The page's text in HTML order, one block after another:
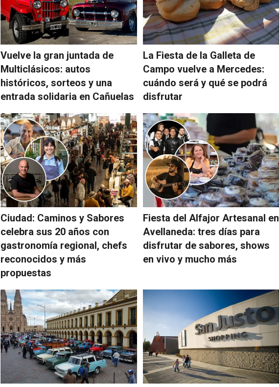
Vuelve la gran juntada de
Multiclásicos: autos
históricos, sorteos y una
entrada solidaria en Cañuelas
La Fiesta de la Galleta de
Campo vuelve a Mercedes:
cuándo será y qué se podrá
disfrutar
Ciudad: Caminos y Sabores
celebra sus 20 años con
gastronomía regional, chefs
reconocidos y más
propuestas
Fiesta del Alfajor Artesanal en
Avellaneda: tres días para
disfrutar de sabores, shows
en vivo y mucho más